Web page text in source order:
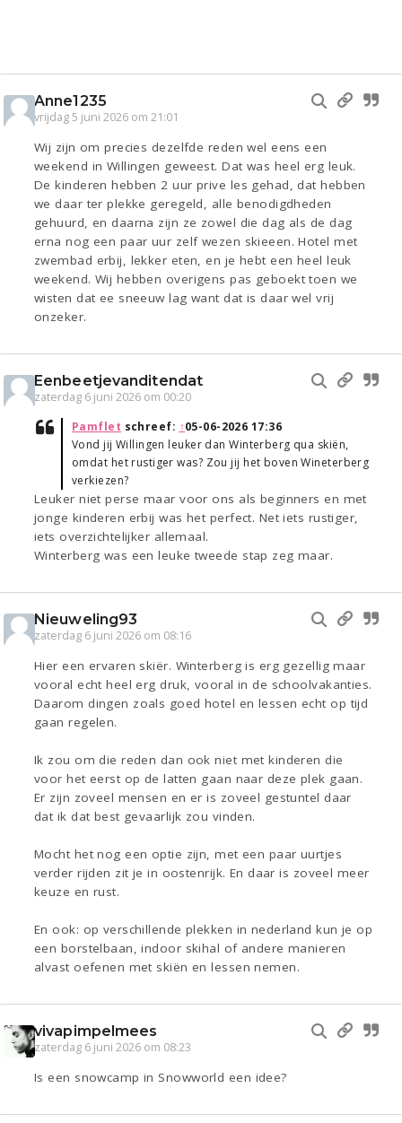
Anne1235
vrijdag 5 juni 2026 om 21:01
Wij zijn om precies dezelfde reden wel eens een
weekend in Willingen geweest. Dat was heel erg leuk.
De kinderen hebben 2 uur prive les gehad, dat hebben
we daar ter plekke geregeld, alle benodigdheden
gehuurd, en daarna zijn ze zowel die dag als de dag
erna nog een paar uur zelf wezen skieeen. Hotel met
zwembad erbij, lekker eten, en je hebt een heel leuk
weekend. Wij hebben overigens pas geboekt toen we
wisten dat ee sneeuw lag want dat is daar wel vrij
onzeker.
Eenbeetjevanditendat
zaterdag 6 juni 2026 om 00:20
Pamflet schreef: ↑05-06-2026 17:36
Vond jij Willingen leuker dan Winterberg qua skiën,
omdat het rustiger was? Zou jij het boven Wineterberg
verkiezen?
Leuker niet perse maar voor ons als beginners en met
jonge kinderen erbij was het perfect. Net iets rustiger,
iets overzichtelijker allemaal.
Winterberg was een leuke tweede stap zeg maar.
Nieuweling93
zaterdag 6 juni 2026 om 08:16
Hier een ervaren skiër. Winterberg is erg gezellig maar
vooral echt heel erg druk, vooral in de schoolvakanties.
Daarom dingen zoals goed hotel en lessen echt op tijd
gaan regelen.
Ik zou om die reden dan ook niet met kinderen die
voor het eerst op de latten gaan naar deze plek gaan.
Er zijn zoveel mensen en er is zoveel gestuntel daar
dat ik dat best gevaarlijk zou vinden.
Mocht het nog een optie zijn, met een paar uurtjes
verder rijden zit je in oostenrijk. En daar is zoveel meer
keuze en rust.
En ook: op verschillende plekken in nederland kun je op
een borstelbaan, indoor skihal of andere manieren
alvast oefenen met skiën en lessen nemen.
vivapimpelmees
zaterdag 6 juni 2026 om 08:23
Is een snowcamp in Snowworld een idee?